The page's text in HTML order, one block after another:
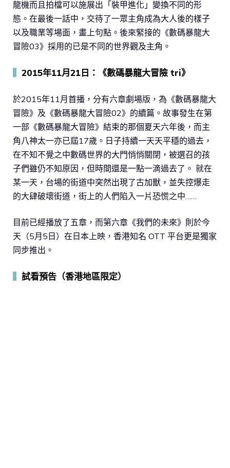
龍機而且拍檔可以施展出「裝甲進化」變換不同的形
態。在最後一話中，交待了一眾主角成為大人後的樣子
以及職業等場面，畫上句點。後來緊接的《數碼暴龍大
冒險03》採用的已是不同的世界觀及主角。
2015年11月21日：《數碼暴龍大冒險 tri》
於2015年11月首播，分有六章劇場版，為《數碼暴龍大
冒險》及《數碼暴龍大冒險02》的續篇。故事發生在第
一部《數碼暴龍大冒險》結束的那個夏天六年後，而主
角八神太一亦已屆17歲。日子持續一天天平穩的過去，
在不知不覺之中數碼世界的大門悄悄關閉，被選召的孩
子們雖仍不知原因，但時間還是一點一滴過去了。 就在
某一天，台場的街道中突然出現了古加獸，並失控爆走
的大肆破壞街道，街上的人們陷入一片恐慌之中……
目前已經播放了五章，而第六章《我們的未來》則於今
天（5月5日）在日本上映，香港知名 OTT 平台更是獨家
同步推出。
試看預告（香港地區限定）